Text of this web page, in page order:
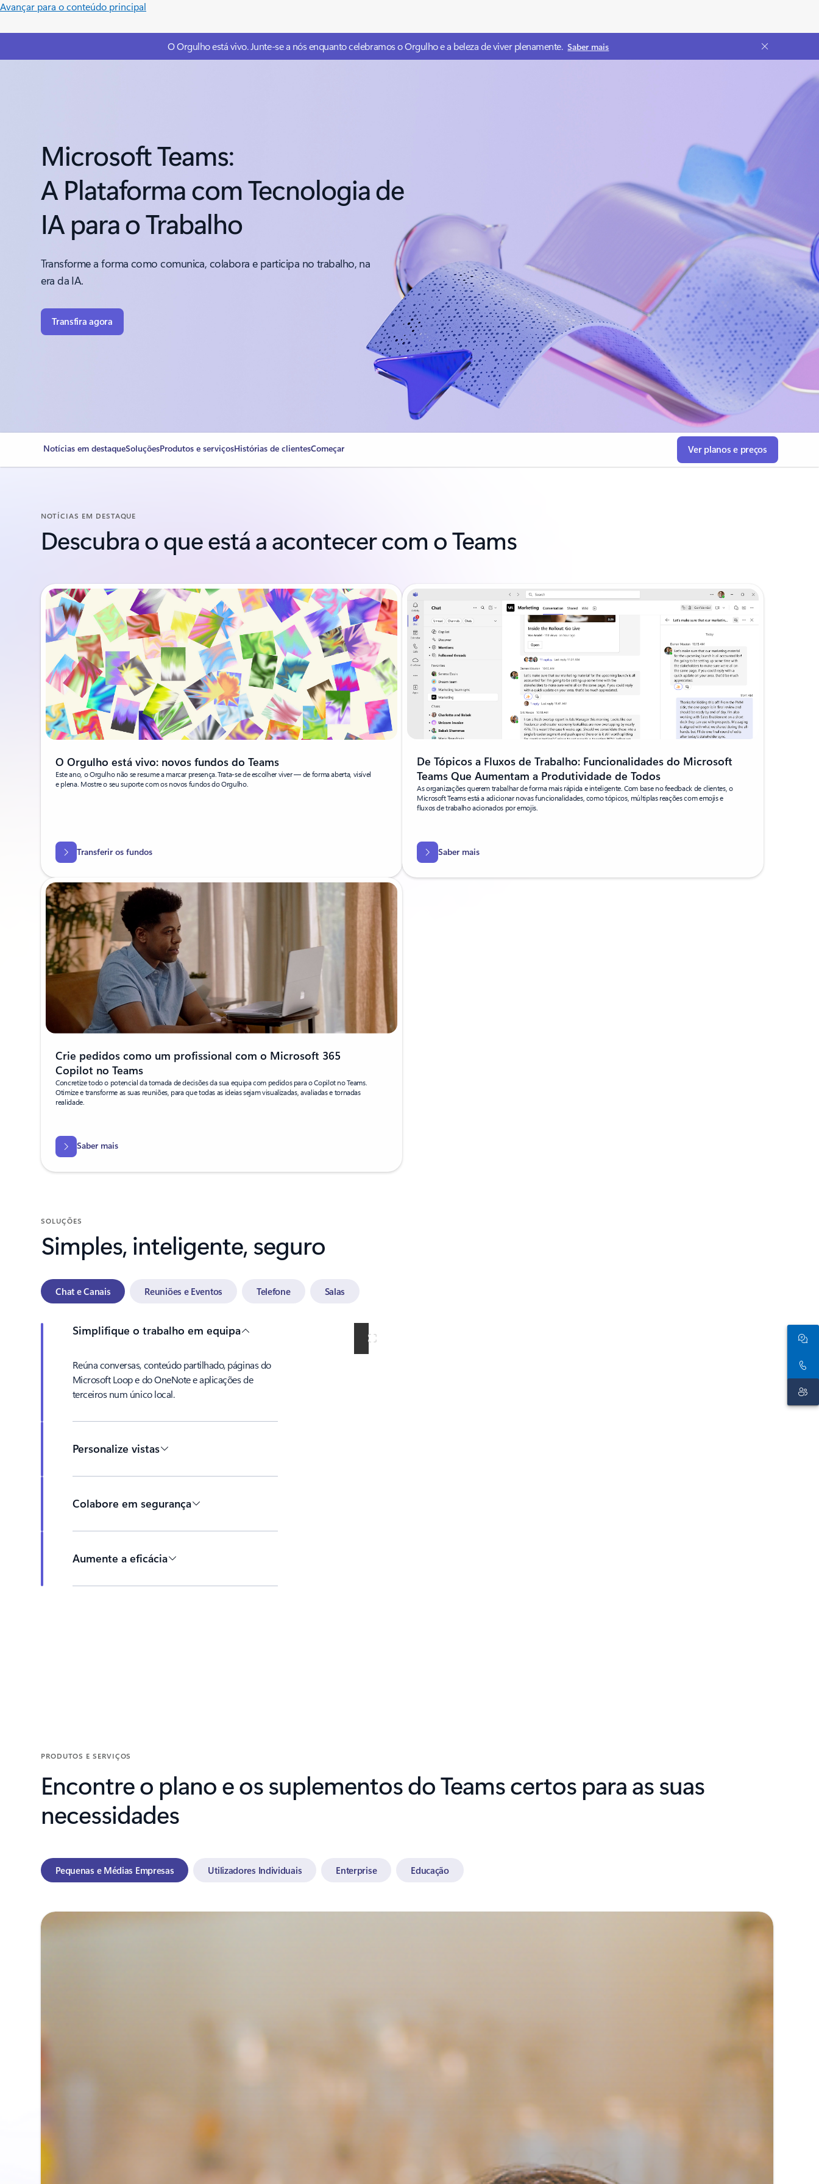
Avançar para o conteúdo principal
O Orgulho está vivo. Junte-se a nós enquanto celebramos o Orgulho e a beleza de viver plenamente. Saber mais
Microsoft Teams:
A Plataforma com Tecnologia de
IA para o Trabalho
Transforme a forma como comunica, colabora e participa no trabalho, na
era da IA.
Transfira agora
Notícias em destaqueSoluçõesProdutos e serviçosHistórias de clientesComeçar Ver planos e preços
NOTÍCIAS EM DESTAQUE
Descubra o que está a acontecer com o Teams
O Orgulho está vivo: novos fundos do Teams
Este ano, o Orgulho não se resume a marcar presença. Trata-se de escolher viver — de forma aberta, visível
e plena. Mostre o seu suporte com os novos fundos do Orgulho.
Transferir os fundos
De Tópicos a Fluxos de Trabalho: Funcionalidades do Microsoft
Teams Que Aumentam a Produtividade de Todos
As organizações querem trabalhar de forma mais rápida e inteligente. Com base no feedback de clientes, o
Microsoft Teams está a adicionar novas funcionalidades, como tópicos, múltiplas reações com emojis e
fluxos de trabalho acionados por emojis.
Saber mais
Crie pedidos como um profissional com o Microsoft 365
Copilot no Teams
Concretize todo o potencial da tomada de decisões da sua equipa com pedidos para o Copilot no Teams.
Otimize e transforme as suas reuniões, para que todas as ideias sejam visualizadas, avaliadas e tornadas
realidade.
Saber mais
SOLUÇÕES
Simples, inteligente, seguro
Chat e Canais Reuniões e Eventos Telefone Salas
Simplifique o trabalho em equipa
Reúna conversas, conteúdo partilhado, páginas do
Microsoft Loop e do OneNote e aplicações de
terceiros num único local.
Personalize vistas
Colabore em segurança
Aumente a eficácia
PRODUTOS E SERVIÇOS
Encontre o plano e os suplementos do Teams certos para as suas
necessidades
Pequenas e Médias Empresas Utilizadores Individuais Enterprise Educação